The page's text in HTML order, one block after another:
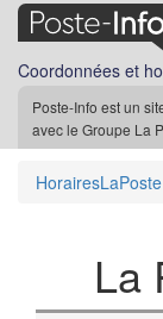
Coordonnées et
Poste-Info est un
avec le Groupe La
HorairesLaPoste
La